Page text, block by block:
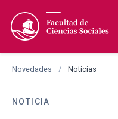
Novedades / Noticias
NOTICIA